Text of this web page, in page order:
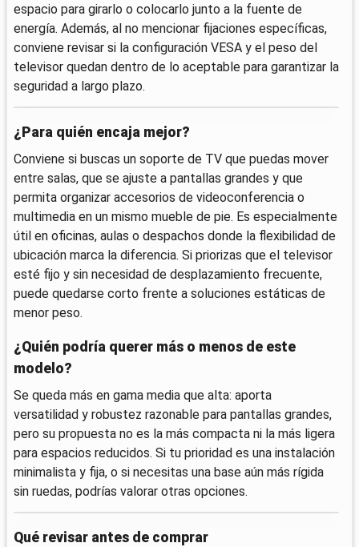
espacio para girarlo o colocarlo junto a la fuente de
energía. Además, al no mencionar fijaciones específicas,
conviene revisar si la configuración VESA y el peso del
televisor quedan dentro de lo aceptable para garantizar la
seguridad a largo plazo.
¿Para quién encaja mejor?
Conviene si buscas un soporte de TV que puedas mover
entre salas, que se ajuste a pantallas grandes y que
permita organizar accesorios de videoconferencia o
multimedia en un mismo mueble de pie. Es especialmente
útil en oficinas, aulas o despachos donde la flexibilidad de
ubicación marca la diferencia. Si priorizas que el televisor
esté fijo y sin necesidad de desplazamiento frecuente,
puede quedarse corto frente a soluciones estáticas de
menor peso.
¿Quién podría querer más o menos de este
modelo?
Se queda más en gama media que alta: aporta
versatilidad y robustez razonable para pantallas grandes,
pero su propuesta no es la más compacta ni la más ligera
para espacios reducidos. Si tu prioridad es una instalación
minimalista y fija, o si necesitas una base aún más rígida
sin ruedas, podrías valorar otras opciones.
Qué revisar antes de comprar